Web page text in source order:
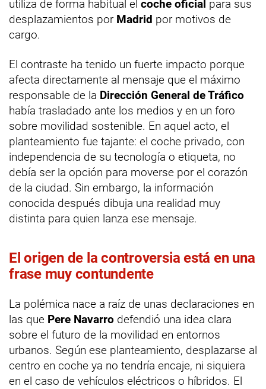
utiliza de forma habitual el coche oficial para sus
desplazamientos por Madrid por motivos de
cargo.
El contraste ha tenido un fuerte impacto porque
afecta directamente al mensaje que el máximo
responsable de la Dirección General de Tráfico
había trasladado ante los medios y en un foro
sobre movilidad sostenible. En aquel acto, el
planteamiento fue tajante: el coche privado, con
independencia de su tecnología o etiqueta, no
debía ser la opción para moverse por el corazón
de la ciudad. Sin embargo, la información
conocida después dibuja una realidad muy
distinta para quien lanza ese mensaje.
El origen de la controversia está en una
frase muy contundente
La polémica nace a raíz de unas declaraciones en
las que Pere Navarro defendió una idea clara
sobre el futuro de la movilidad en entornos
urbanos. Según ese planteamiento, desplazarse al
centro en coche ya no tendría encaje, ni siquiera
en el caso de vehículos eléctricos o híbridos. El